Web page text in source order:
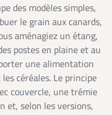
des modèles simples,
le grain aux canards,
aménagiez un étang,
postes en plaine et au
une alimentation
céréales. Le principe
couvercle, une trémie
et, selon les versions,